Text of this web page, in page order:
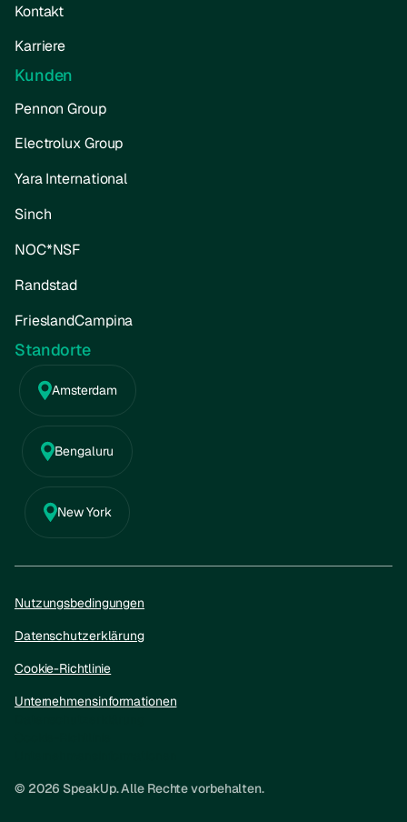
Kontakt
Karriere
Kunden
Pennon Group
Electrolux Group
Yara International
Sinch
NOC*NSF
Randstad
FrieslandCampina
Standorte
Amsterdam
Bengaluru
New York
© 2026 SpeakUp. Alle Rechte vorbehalten.
Nutzungsbedingungen
Datenschutzerklärung
Cookie-Richtlinie
Unternehmensinformationen